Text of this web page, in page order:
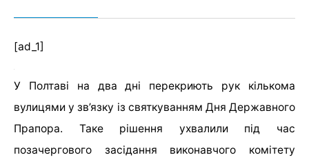
[ad_1]
У Полтаві на два дні перекриють рук кількома
вулицями у зв’язку із святкуванням Дня Державного
Прапора. Таке рішення ухвалили під час
позачергового засідання виконавчого комітету